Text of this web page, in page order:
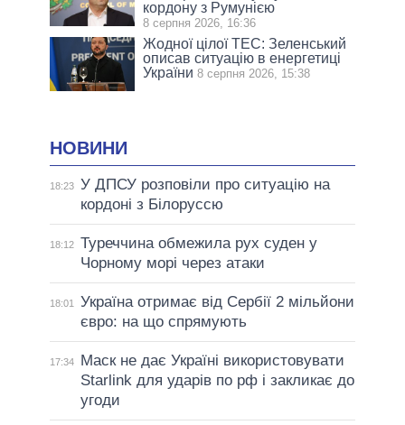
кордону з Румунією
8 серпня 2026, 16:36
Жодної цілої ТЕС: Зеленський
описав ситуацію в енергетиці
України 8 серпня 2026, 15:38
НОВИНИ
18:23 У ДПСУ розповіли про ситуацію на
кордоні з Білоруссю
18:12 Туреччина обмежила рух суден у
Чорному морі через атаки
18:01
Україна отримає від Сербії 2 мільйони
євро: на що спрямують
17:34
Маск не дає Україні використовувати
Starlink для ударів по рф і закликає до
угоди